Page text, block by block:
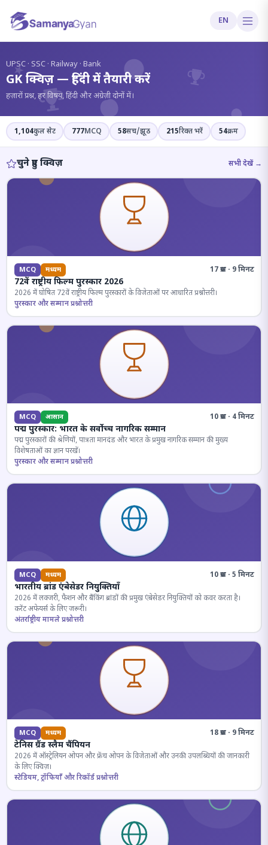
EN
?
UPSC · SSC · Railway · Bank
GK क्विज़ — हिंदी में तैयारी करें
हज़ारों प्रश्न, हर विषय, हिंदी और अंग्रेज़ी दोनों में।
1,104कुल सेट 777MCQ 58सच/झूठ 215रिक्त भरें 54क्रम
चुने हुए क्विज़ सभी देखें →
MCQ मध्यम 17 प्रश्न · 9 मिनट
72वें राष्ट्रीय फिल्म पुरस्कार 2026
2026 में घोषित 72वें राष्ट्रीय फिल्म पुरस्कारों के विजेताओं पर आधारित प्रश्नोत्तरी।
पुरस्कार और सम्मान प्रश्नोत्तरी
MCQ आसान 10 प्रश्न · 4 मिनट
पद्म पुरस्कार: भारत के सर्वोच्च नागरिक सम्मान
पद्म पुरस्कारों की श्रेणियों, पात्रता मानदंड और भारत के प्रमुख नागरिक सम्मान की मुख्य
विशेषताओं का ज्ञान परखें।
पुरस्कार और सम्मान प्रश्नोत्तरी
MCQ मध्यम 10 प्रश्न · 5 मिनट
भारतीय ब्रांड एंबेसेडर नियुक्तियाँ
2026 में लक्जरी, फैशन और बैंकिंग ब्रांडों की प्रमुख एंबेसेडर नियुक्तियों को कवर करता है।
करेंट अफेयर्स के लिए जरूरी।
अंतर्राष्ट्रीय मामले प्रश्नोत्तरी
MCQ मध्यम 18 प्रश्न · 9 मिनट
टेनिस ग्रैंड स्लैम चैंपियन
2026 में ऑस्ट्रेलियन ओपन और फ्रेंच ओपन के विजेताओं और उनकी उपलब्धियों की जानकारी
के लिए क्विज़।
स्टेडियम, ट्रॉफियाँ और रिकॉर्ड प्रश्नोत्तरी